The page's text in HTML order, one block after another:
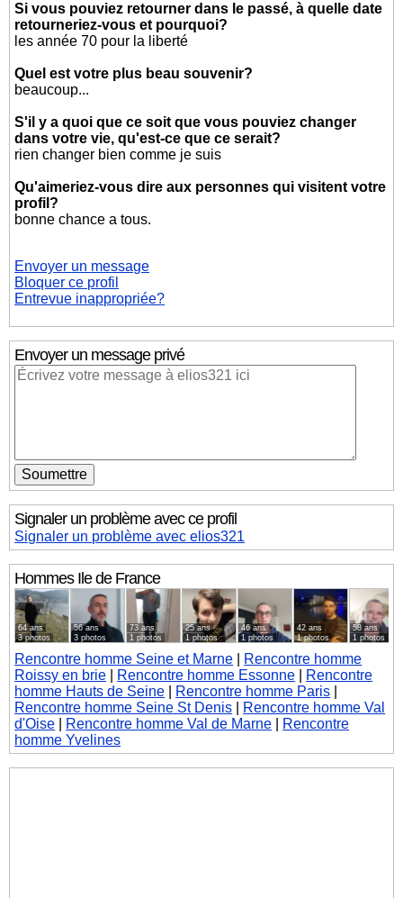
Si vous pouviez retourner dans le passé, à quelle date
retourneriez-vous et pourquoi?
les année 70 pour la liberté
Quel est votre plus beau souvenir?
beaucoup...
S'il y a quoi que ce soit que vous pouviez changer
dans votre vie, qu'est-ce que ce serait?
rien changer bien comme je suis
Qu'aimeriez-vous dire aux personnes qui visitent votre
profil?
bonne chance a tous.
Envoyer un message
Bloquer ce profil
Entrevue inappropriée?
Envoyer un message privé
Signaler un problème avec ce profil
Signaler un problème avec elios321
HommesIle de France
64 ans
3 photos
56 ans
3 photos
73 ans
1 photos
25 ans
1 photos
46 ans
1 photos
42 ans
1 photos
58 ans
1 photos
Rencontre homme Seine et Marne
Rencontre homme
Roissy en brie
Rencontre homme Essonne
Rencontre
homme Hauts de Seine
Rencontre homme Paris
Rencontre homme Seine St Denis
Rencontre homme Val
d'Oise
Rencontre homme Val de Marne
Rencontre
homme Yvelines